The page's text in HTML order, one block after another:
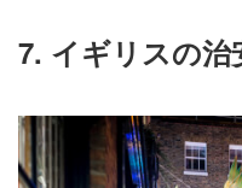
7. イギリスの治